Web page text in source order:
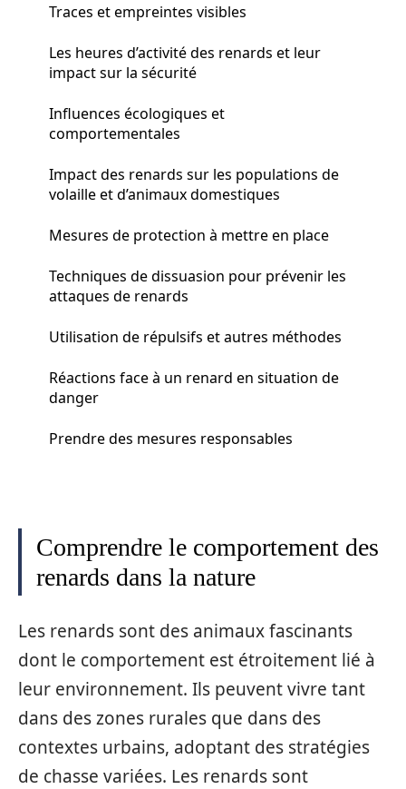
Traces et empreintes visibles
Les heures d’activité des renards et leur
impact sur la sécurité
Influences écologiques et
comportementales
Impact des renards sur les populations de
volaille et d’animaux domestiques
Mesures de protection à mettre en place
Techniques de dissuasion pour prévenir les
attaques de renards
Utilisation de répulsifs et autres méthodes
Réactions face à un renard en situation de
danger
Prendre des mesures responsables
Comprendre le comportement des
renards dans la nature
Les renards sont des animaux fascinants
dont le comportement est étroitement lié à
leur environnement. Ils peuvent vivre tant
dans des zones rurales que dans des
contextes urbains, adoptant des stratégies
de chasse variées. Les renards sont